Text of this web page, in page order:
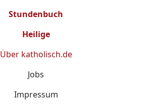
Stundenbuch
Heilige
Über katholisch.de
Jobs
Impressum